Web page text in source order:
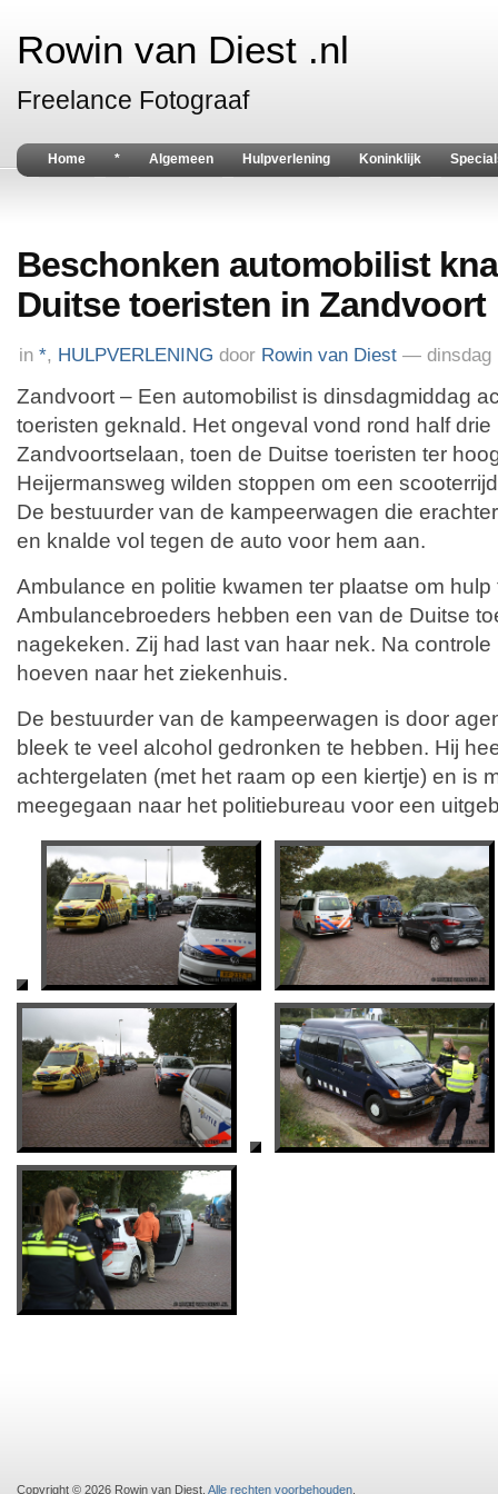
Rowin van Diest .nl
Freelance Fotograaf
Home * Algemeen Hulpverlening Koninklijk
Beschonken automobilist
Duitse toeristen in Zandvoort
in *, HULPVERLENING door Rowin van Diest — dinsdag
Zandvoort – Een automobilist is dinsdagmiddag
toeristen geknald. Het ongeval vond rond half
Zandvoortselaan, toen de Duitse toeristen ter
Heijermansweg wilden stoppen om een
De bestuurder van de kampeerwagen die
en knalde vol tegen de auto voor hem aan.
Ambulance en politie kwamen ter plaatse om hulp
Ambulancebroeders hebben een van de Duitse
nagekeken. Zij had last van haar nek. Na
hoeven naar het ziekenhuis.
De bestuurder van de kampeerwagen is door
bleek te veel alcohol gedronken te hebben. Hij
achtergelaten (met het raam op een kiertje) en is
meegegaan naar het politiebureau voor een
Copyright © 2026 Rowin van Diest. Alle rechten voorbehouden